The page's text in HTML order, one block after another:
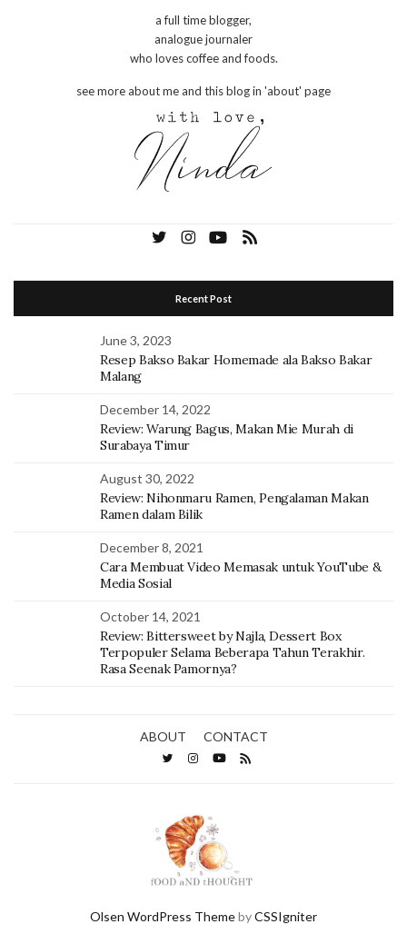
a full time blogger,
analogue journaler
who loves coffee and foods.
see more about me and this blog in 'about' page
Recent Post
June 3, 2023
Resep Bakso Bakar Homemade ala Bakso Bakar
Malang
December 14, 2022
Review: Warung Bagus, Makan Mie Murah di
Surabaya Timur
August 30, 2022
Review: Nihonmaru Ramen, Pengalaman Makan
Ramen dalam Bilik
December 8, 2021
Cara Membuat Video Memasak untuk YouTube &
Media Sosial
October 14, 2021
Review: Bittersweet by Najla, Dessert Box
Terpopuler Selama Beberapa Tahun Terakhir.
Rasa Seenak Pamornya?
ABOUT CONTACT
Olsen WordPress ThemebyCSSIgniter